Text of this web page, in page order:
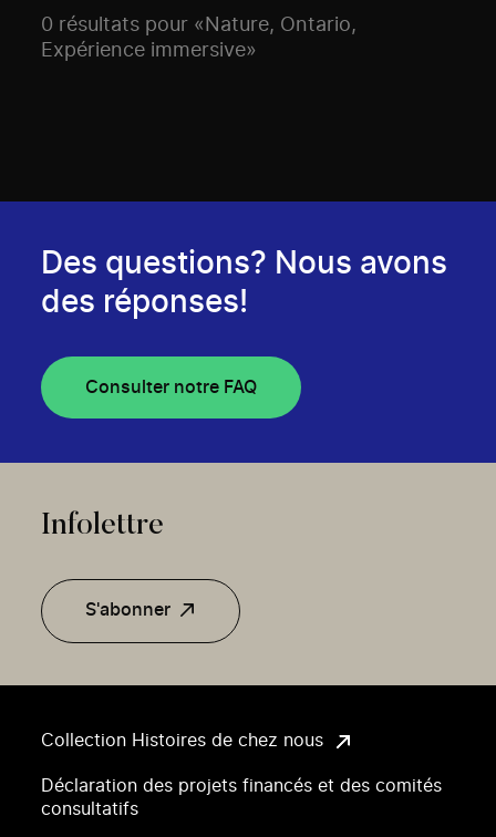
0 résultats pour «Nature, Ontario,
Expérience immersive»
Collection Histoires de chez nous
Déclaration des projets financés et des comités
consultatifs
Des questions? Nous avons
des réponses!
Consulter notre FAQ
Infolettre
S'abonner